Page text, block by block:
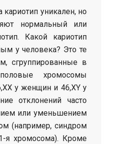
уникален, но
нормальный или
Какой кариотип
у человека? Это те
сгруппированные в
хромосомы
у женщин и 46,XY у
отклонений часто
или уменьшением
(например, синдром
я хромосома). Кроме